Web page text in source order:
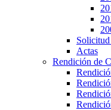
Actas
Rendición de